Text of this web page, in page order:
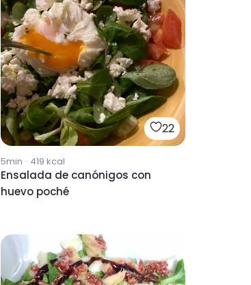
22
5min · 419 kcal
Ensalada de canónigos con
huevo poché